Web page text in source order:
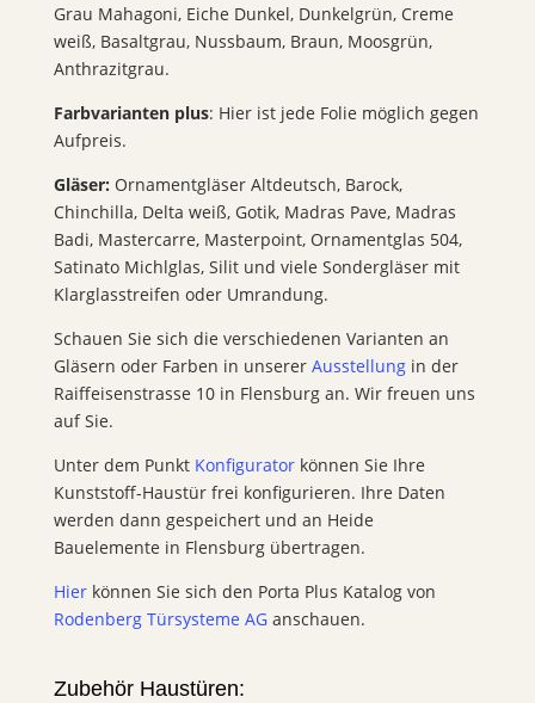
Grau Mahagoni, Eiche Dunkel, Dunkelgrün, Creme
weiß, Basaltgrau, Nussbaum, Braun, Moosgrün,
Anthrazitgrau.
Farbvarianten plus: Hier ist jede Folie möglich gegen
Aufpreis.
Gläser: Ornamentgläser Altdeutsch, Barock,
Chinchilla, Delta weiß, Gotik, Madras Pave, Madras
Badi, Mastercarre, Masterpoint, Ornamentglas 504,
Satinato Michlglas, Silit und viele Sondergläser mit
Klarglasstreifen oder Umrandung.
Schauen Sie sich die verschiedenen Varianten an
Gläsern oder Farben in unserer Ausstellungin der
Raiffeisenstrasse 10 in Flensburg an. Wir freuen uns
auf Sie.
Unter dem Punkt Konfiguratorkönnen Sie Ihre
Kunststoff-Haustür frei konfigurieren. Ihre Daten
werden dann gespeichert und an Heide
Bauelemente in Flensburg übertragen.
Hierkönnen Sie sich den Porta Plus Katalog von
Rodenberg Türsysteme AG anschauen.
Zubehör Haustüren: